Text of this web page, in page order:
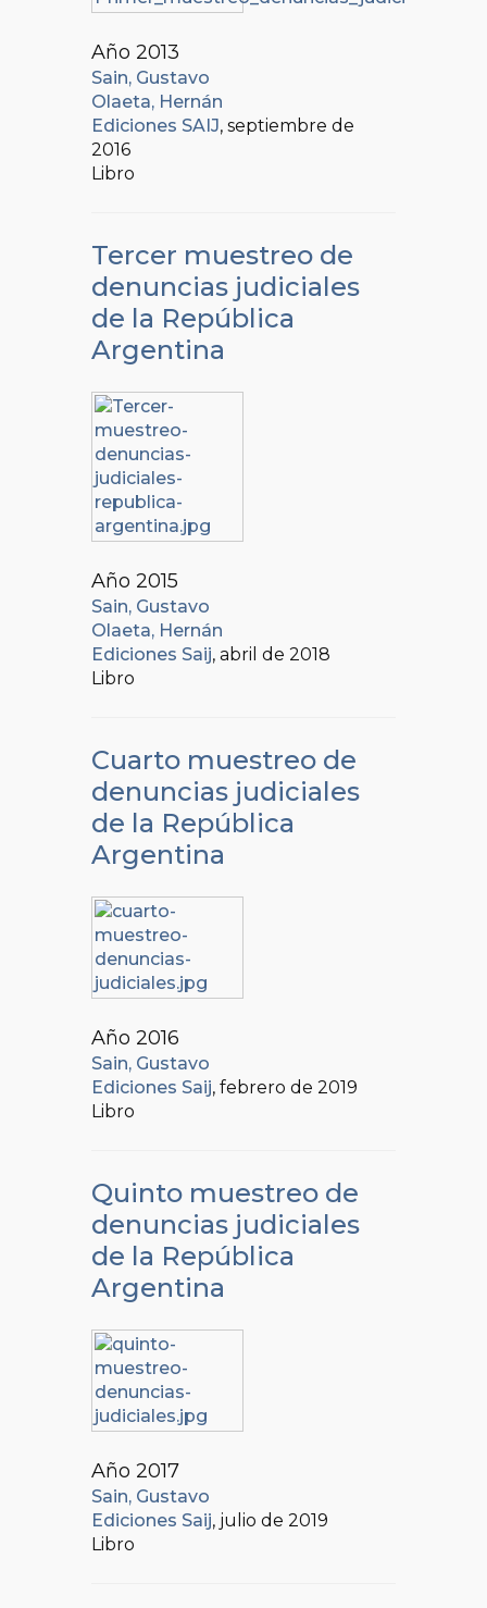
Año 2013
Sain, Gustavo
Olaeta, Hernán
Ediciones SAIJ, septiembre de
2016
Libro
Tercer muestreo de
denuncias judiciales
de la República
Argentina
Año 2015
Sain, Gustavo
Olaeta, Hernán
Ediciones Saij, abril de 2018
Libro
Cuarto muestreo de
denuncias judiciales
de la República
Argentina
Año 2016
Sain, Gustavo
Ediciones Saij, febrero de 2019
Libro
Quinto muestreo de
denuncias judiciales
de la República
Argentina
Año 2017
Sain, Gustavo
Ediciones Saij, julio de 2019
Libro